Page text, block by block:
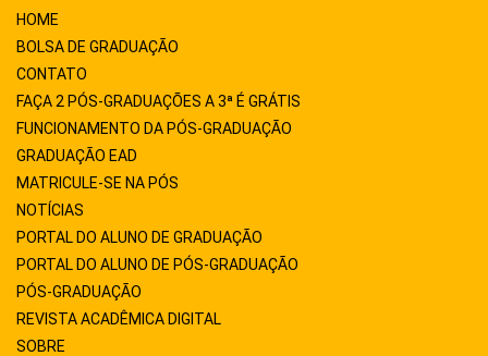
HOME
BOLSA DE GRADUAÇÃO
CONTATO
FAÇA 2 PÓS-GRADUAÇÕES A 3ª É GRÁTIS
FUNCIONAMENTO DA PÓS-GRADUAÇÃO
GRADUAÇÃO EAD
MATRICULE-SE NA PÓS
NOTÍCIAS
PORTAL DO ALUNO DE GRADUAÇÃO
PORTAL DO ALUNO DE PÓS-GRADUAÇÃO
PÓS-GRADUAÇÃO
REVISTA ACADÊMICA DIGITAL
SOBRE